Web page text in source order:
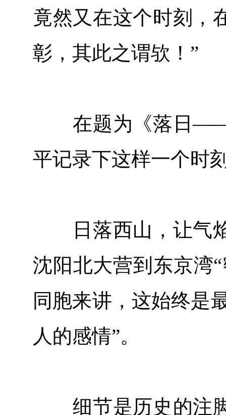
竟然又在这个时刻，
彰，其此之谓欤！”
在题为《落日——
平记录下这样一个时
日落西山，让气焰
沈阳北大营到东京湾
同胞来讲，这始终是
人的感情”。
细节是历史的注脚